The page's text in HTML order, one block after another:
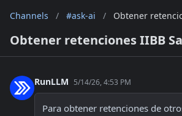
Channels / #ask-ai / Obtener
Obtener retenciones IIBB
RunLLM 5/14/26, 4:53 PM
Para obtener retenciones de